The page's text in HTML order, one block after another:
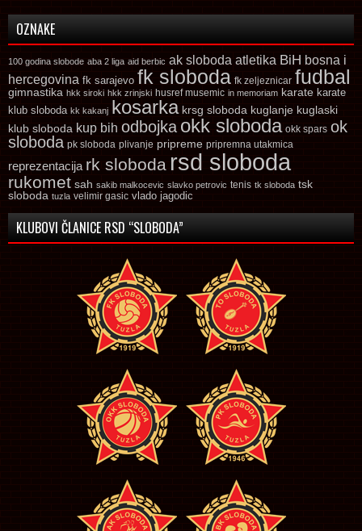
OZNAKE
100 godina slobode aba 2 liga aid berbic ak sloboda atletika BiH bosna i
hercegovina fk sarajevo fk sloboda fk zeljeznicar fudbal
gimnastika hkk siroki hkk zrinjski husref musemic in memoriam karate karate
klub sloboda kk kakanj kosarka krsg sloboda kuglanje kuglaski
klub sloboda kup bih odbojka okk sloboda okk spars ok
sloboda pk sloboda plivanje pripreme pripremna utakmica
reprezentacija rk sloboda rsd sloboda
rukomet sah sakib malkocevic slavko petrovic tenis tk sloboda tsk
sloboda tuzla velimir gasic vlado jagodic
KLUBOVI ČLANICE RSD “SLOBODA”